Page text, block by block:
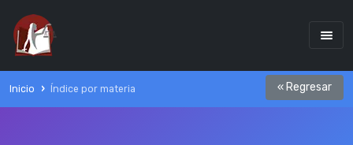
Inicio Índice por materia « Regresar